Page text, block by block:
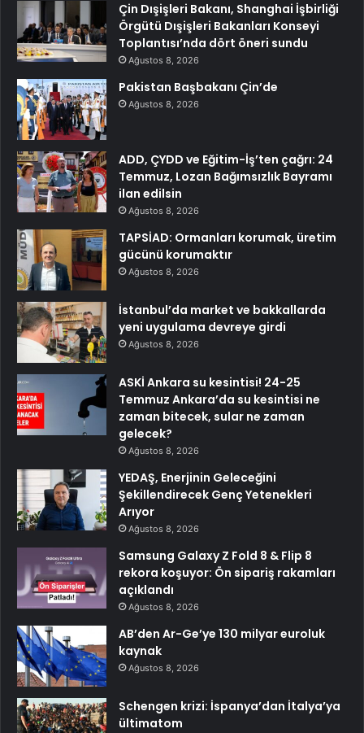
Çin Dışişleri Bakanı, Shanghai İşbirliği
Örgütü Dışişleri Bakanları Konseyi
Toplantısı’nda dört öneri sundu
Ağustos 8, 2026
Pakistan Başbakanı Çin’de
Ağustos 8, 2026
ADD, ÇYDD ve Eğitim-İş’ten çağrı: 24
Temmuz, Lozan Bağımsızlık Bayramı
ilan edilsin
Ağustos 8, 2026
TAPSİAD: Ormanları korumak, üretim
gücünü korumaktır
Ağustos 8, 2026
İstanbul’da market ve bakkallarda
yeni uygulama devreye girdi
Ağustos 8, 2026
ASKİ Ankara su kesintisi! 24-25
Temmuz Ankara’da su kesintisi ne
zaman bitecek, sular ne zaman
gelecek?
Ağustos 8, 2026
YEDAŞ, Enerjinin Geleceğini
Şekillendirecek Genç Yetenekleri
Arıyor
Ağustos 8, 2026
Samsung Galaxy Z Fold 8 & Flip 8
rekora koşuyor: Ön sipariş rakamları
açıklandı
Ağustos 8, 2026
AB’den Ar-Ge’ye 130 milyar euroluk
kaynak
Ağustos 8, 2026
Schengen krizi: İspanya’dan İtalya’ya
ültimatom